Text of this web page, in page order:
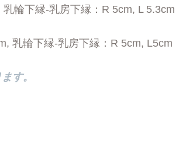
輪下縁-乳房下縁：R 5cm, L 5.3cm
乳輪下縁-乳房下縁：R 5cm, L5cm
す。